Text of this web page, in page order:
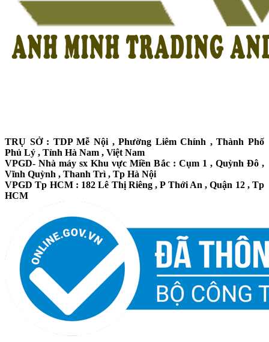
TRỤ SỞ : TDP Mễ Nội , Phường Liêm Chính , Thành Phố
Phủ Lý , Tỉnh Hà Nam , Việt Nam
VPGD- Nhà máy sx Khu vực Miền Bắc : Cụm 1 , Quỳnh Đô ,
Vĩnh Quỳnh , Thanh Trì , Tp Hà Nội
VPGD Tp HCM : 182 Lê Thị Riêng , P Thới An , Quận 12 , Tp
HCM